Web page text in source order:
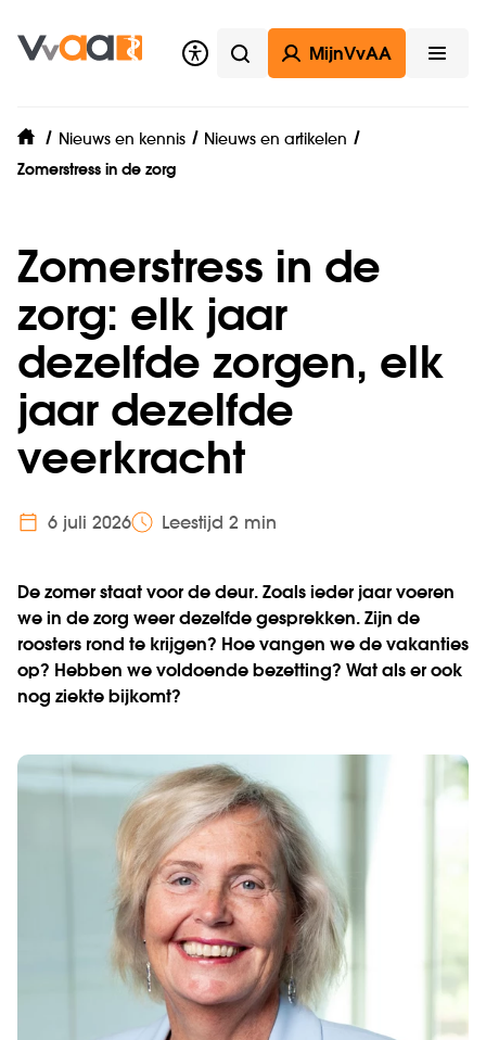
Zoeken
MijnVvAA
home
Nieuws en kennis
Nieuws en artikelen
Zomerstress in de zorg
Zomerstress in de
zorg: elk jaar
dezelfde zorgen, elk
jaar dezelfde
veerkracht
6 juli 2026 Leestijd 2 min
De zomer staat voor de deur. Zoals ieder jaar voeren
we in de zorg weer dezelfde gesprekken. Zijn de
roosters rond te krijgen? Hoe vangen we de vakanties
op? Hebben we voldoende bezetting? Wat als er ook
nog ziekte bijkomt?